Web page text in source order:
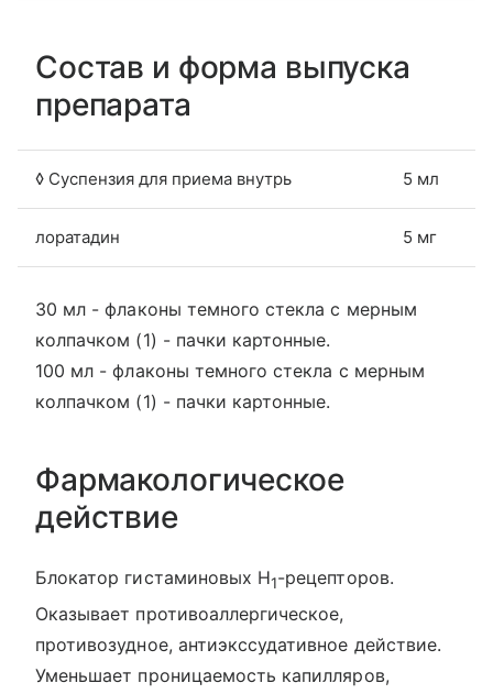
Состав и форма выпуска
препарата
◊ Суспензия для приема внутрь 5 мл
лоратадин 5 мг
30 мл - флаконы темного стекла с мерным
колпачком (1) - пачки картонные.
100 мл - флаконы темного стекла с мерным
колпачком (1) - пачки картонные.
Фармакологическое
действие
Блокатор гистаминовых Н1-рецепторов.
Оказывает противоаллергическое,
противозудное, антиэкссудативное действие.
Уменьшает проницаемость капилляров,